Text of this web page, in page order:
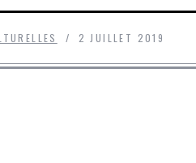
2 JUILLET 2019